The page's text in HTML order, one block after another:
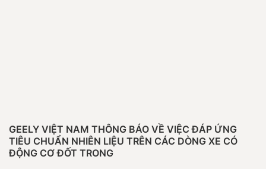
GEELY VIỆT NAM THÔNG BÁO VỀ VIỆC ĐÁP ỨNG
TIÊU CHUẨN NHIÊN LIỆU TRÊN CÁC DÒNG XE CÓ
ĐỘNG CƠ ĐỐT TRONG